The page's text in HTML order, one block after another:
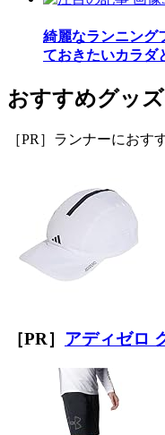
綺麗なランニング
ておきたいカラダ
おすすめグッズ
［PR］ランナーにおす
［PR］ アディゼロ